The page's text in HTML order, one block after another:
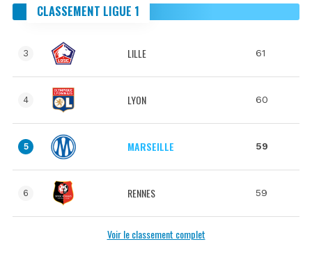
CLASSEMENT LIGUE 1
3 LILLE 61
4 LYON 60
5 MARSEILLE 59
6 RENNES 59
Voir le classement complet